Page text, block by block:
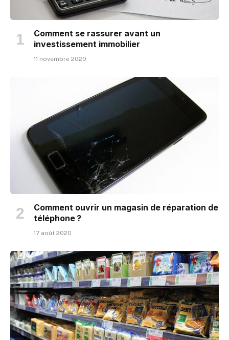
Comment se rassurer avant un
investissement immobilier
11 novembre 2020
Comment ouvrir un magasin de réparation de
téléphone ?
17 août 2020